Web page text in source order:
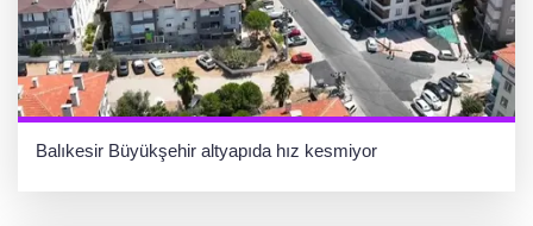
Balıkesir Büyükşehir altyapıda hız kesmiyor